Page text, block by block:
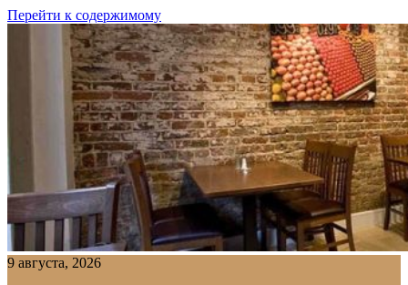
Перейти к содержимому
9 августа, 2026